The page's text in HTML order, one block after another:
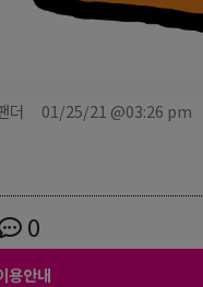
더 01/25/21 @03:26 pm
0
용안내